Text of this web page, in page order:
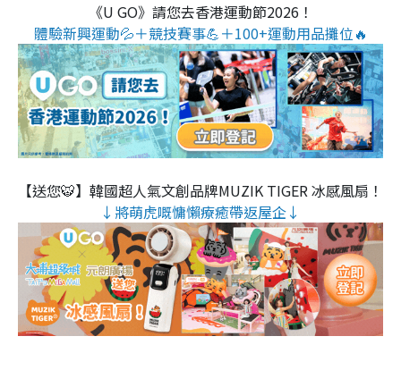
《U GO》請您去香港運動節2026！
體驗新興運動💦＋競技賽事💪＋100+運動用品攤位🔥
【送您🐯】韓國超人氣文創品牌MUZIK TIGER 冰感風扇！
↓將萌虎嘅慵懶療癒帶返屋企↓